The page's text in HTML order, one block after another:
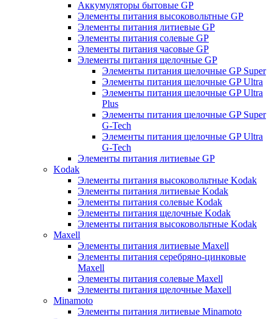
Аккумуляторы бытовые GP
Элементы питания высоковольтные GP
Элементы питания литиевые GP
Элементы питания солевые GP
Элементы питания часовые GP
Элементы питания щелочные GP
Элементы питания щелочные GP Super
Элементы питания щелочные GP Ultra
Элементы питания щелочные GP Ultra
Plus
Элементы питания щелочные GP Super
G-Tech
Элементы питания щелочные GP Ultra
G-Tech
Элементы питания литиевые GP
Kodak
Элементы питания высоковольтные Kodak
Элементы питания литиевые Kodak
Элементы питания солевые Kodak
Элементы питания щелочные Kodak
Элементы питания высоковольтные Kodak
Maxell
Элементы питания литиевые Maxell
Элементы питания серебряно-цинковые
Maxell
Элементы питания солевые Maxell
Элементы питания щелочные Maxell
Minamoto
Элементы питания литиевые Minamoto